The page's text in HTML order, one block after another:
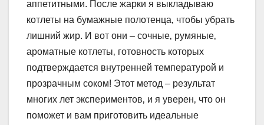
аппетитными. После жарки я выкладываю
котлеты на бумажные полотенца‚ чтобы убрать
лишний жир. И вот они – сочные‚ румяные‚
ароматные котлеты‚ готовность которых
подтверждается внутренней температурой и
прозрачным соком! Этот метод – результат
многих лет экспериментов‚ и я уверен‚ что он
поможет и вам приготовить идеальные